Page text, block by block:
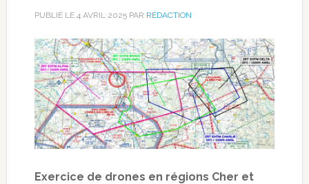
PUBLIÉ LE 4 AVRIL 2025PAR RÉDACTION
Exercice de drones en régions Cher et